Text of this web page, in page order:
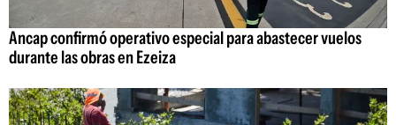
Ancap confirmó operativo especial para abastecer vuelos
durante las obras en Ezeiza